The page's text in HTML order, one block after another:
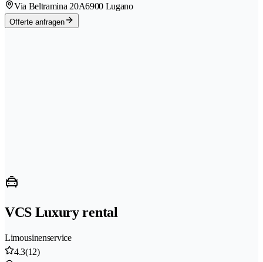
Via Beltramina 20A6900 Lugano
Offerte anfragen
VCS Luxury rental
Limousinenservice
4.3(12)